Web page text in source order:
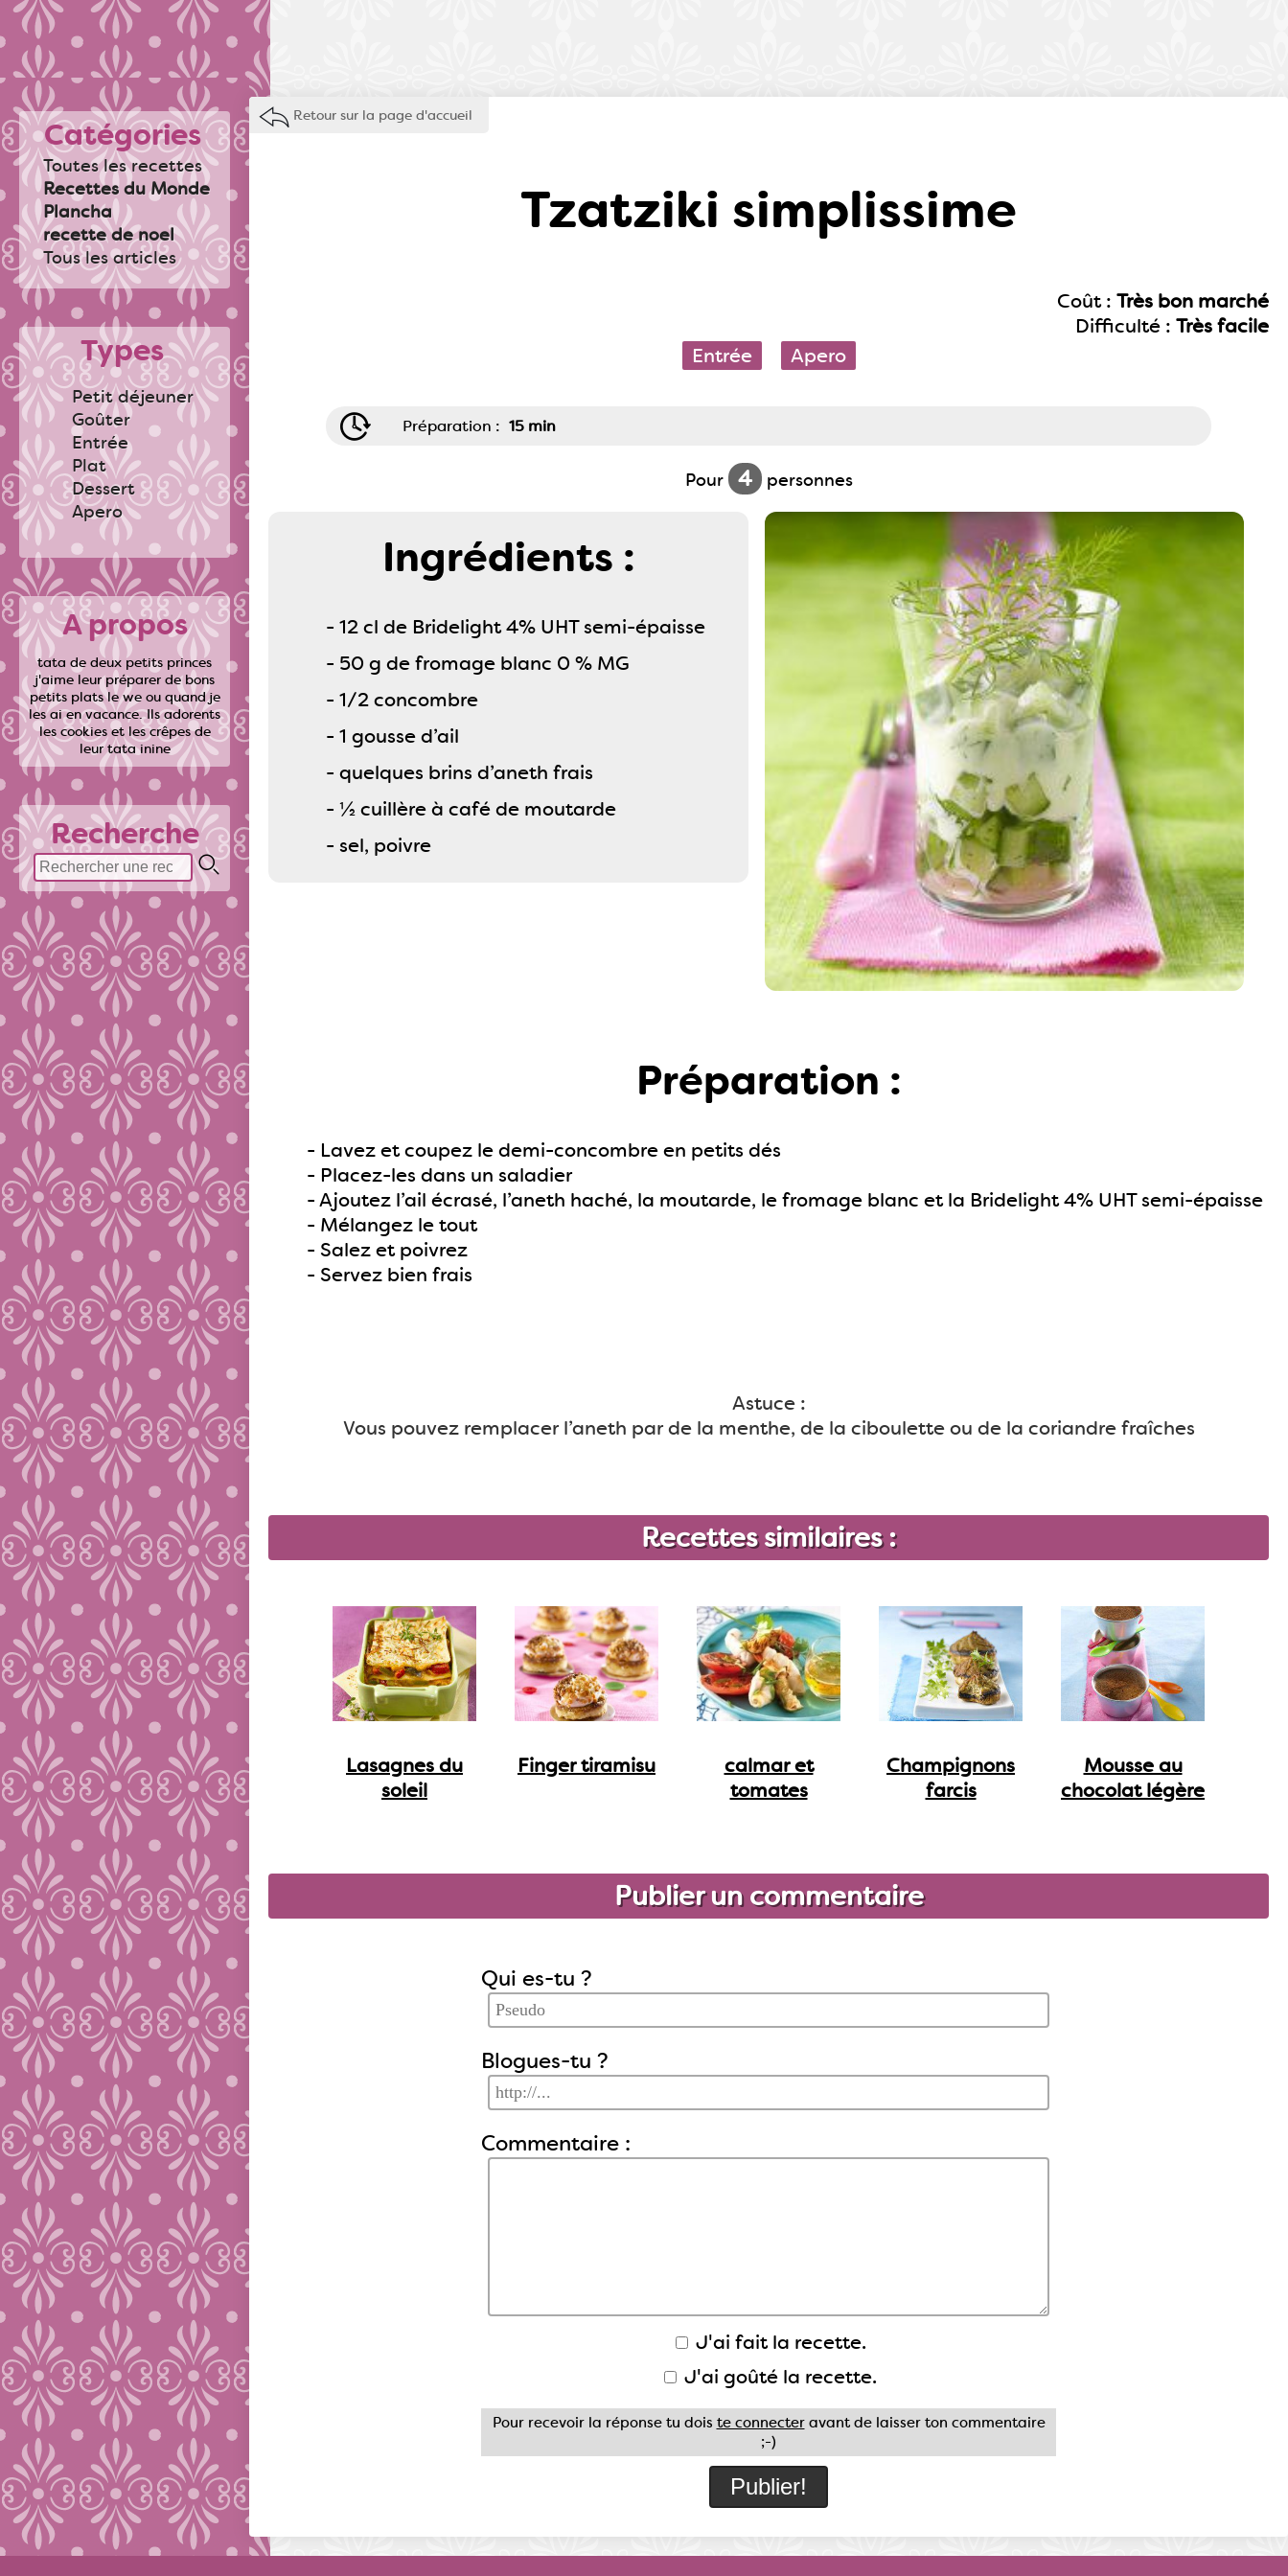
Catégories
Toutes les recettes
Recettes du Monde
Plancha
recette de noel
Tous les articles
Types
Petit déjeuner
Goûter
Entrée
Plat
Dessert
Apero
A propos
tata de deux petits princes
j'aime leur préparer de bons
petits plats le we ou quand je
les ai en vacance. Ils adorents
les cookies et les crêpes de
leur tata inine
Recherche
Retour sur la page d'accueil
Tzatziki simplissime
Coût : Très bon marché
Difficulté : Très facile
Entrée
Apero
Préparation : 15 min
Pour 4 personnes
Ingrédients :
- 12 cl de Bridelight 4% UHT semi-épaisse
- 50 g de fromage blanc 0 % MG
- 1/2 concombre
- 1 gousse d’ail
- quelques brins d’aneth frais
- ½ cuillère à café de moutarde
- sel, poivre
Préparation :
- Lavez et coupez le demi-concombre en petits dés
- Placez-les dans un saladier
- Ajoutez l’ail écrasé, l’aneth haché, la moutarde, le fromage blanc et la Bridelight 4% UHT semi-épaisse
- Mélangez le tout
- Salez et poivrez
- Servez bien frais
Astuce :
Vous pouvez remplacer l’aneth par de la menthe, de la ciboulette ou de la coriandre fraîches
Recettes similaires :
Lasagnes du
soleil
Finger tiramisu
calmar et
tomates
Champignons
farcis
Mousse au
chocolat légère
Publier un commentaire
Qui es-tu ?
Blogues-tu ?
Commentaire :
J'ai fait la recette.
J'ai goûté la recette.
Pour recevoir la réponse tu dois te connecteravant de laisser ton commentaire
;-)